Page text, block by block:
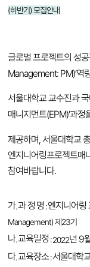
(하반기) 모집안내
글로벌 프로젝트의 성
Management: PM)’역
서울대학교 교수진과
매니지먼트(EPM)’과정
제공하며,서울대학교
엔지니어링프로젝트매
참여바랍니다.
가.과 정 명 :엔지니어링
Management) 제23기
나.교육일정 :2022년 9
다.교육장소:서울대학